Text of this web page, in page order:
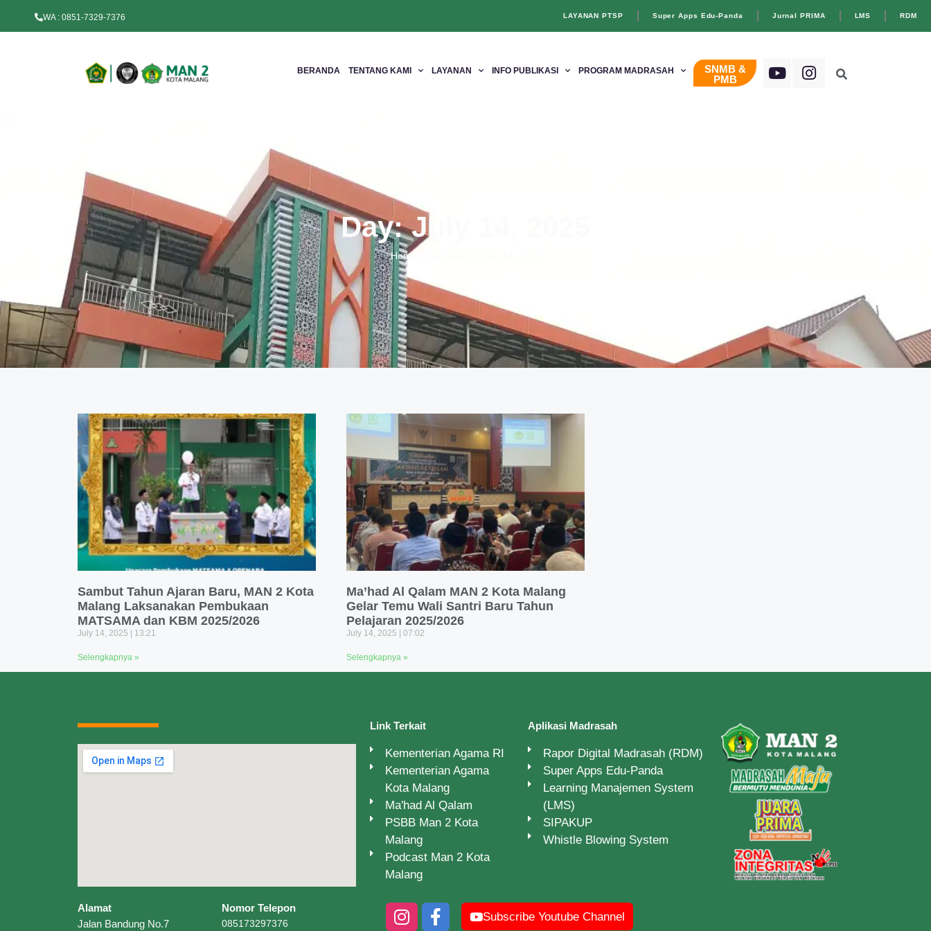
WA : 0851-7329-7376 LAYANAN PTSP Super Apps Edu-Panda Jurnal PRIMA LMS RDM
BERANDA TENTANG KAMI LAYANAN INFO PUBLIKASI PROGRAM MADRASAH
SNMB &
PMB
Day: July 14, 2025
Home
Sambut Tahun Ajaran Baru, MAN 2 Kota
Malang Laksanakan Pembukaan
MATSAMA dan KBM 2025/2026
July 14, 2025 13:21
Selengkapnya »
Ma’had Al Qalam MAN 2 Kota Malang
Gelar Temu Wali Santri Baru Tahun
Pelajaran 2025/2026
July 14, 2025 07:02
Selengkapnya »
Link Terkait
Kementerian Agama RI
Kementerian Agama
Kota Malang
Ma'had Al Qalam
PSBB Man 2 Kota
Malang
Podcast Man 2 Kota
Malang
Aplikasi Madrasah
Rapor Digital Madrasah (RDM)
Super Apps Edu-Panda
Learning Manajemen System
(LMS)
SIPAKUP
Whistle Blowing System
Alamat
Jalan Bandung No.7
Nomor Telepon
085173297376 Subscribe Youtube Channel